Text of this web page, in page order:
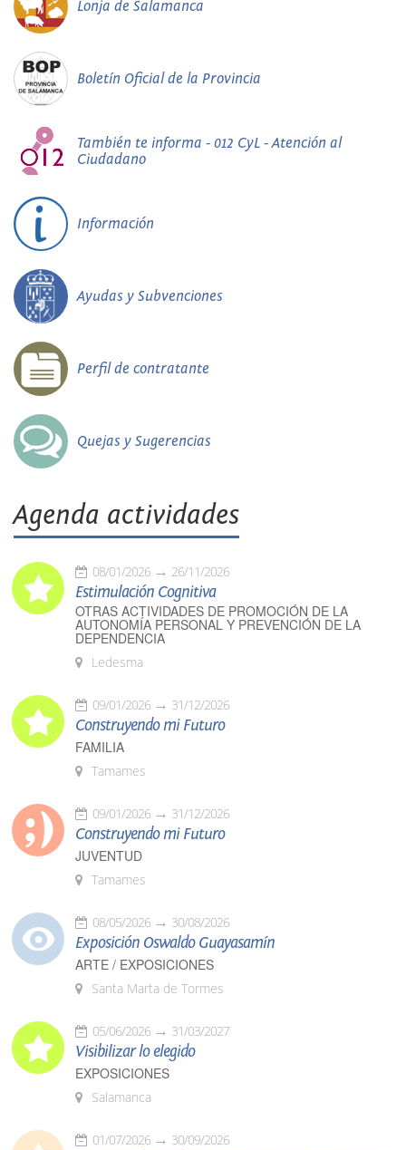
Lonja de Salamanca
Boletín Oficial de la Provincia
También te informa - 012 CyL - Atención al
Ciudadano
Información
Ayudas y Subvenciones
Perfil de contratante
Quejas y Sugerencias
Agenda actividades
08/01/2026 26/11/2026
Estimulación Cognitiva
OTRAS ACTIVIDADES DE PROMOCIÓN DE LA
AUTONOMÍA PERSONAL Y PREVENCIÓN DE LA
DEPENDENCIA
Ledesma
09/01/2026 31/12/2026
Construyendo mi Futuro
FAMILIA
Tamames
09/01/2026 31/12/2026
Construyendo mi Futuro
JUVENTUD
Tamames
08/05/2026 30/08/2026
Exposición Oswaldo Guayasamín
ARTE / EXPOSICIONES
Santa Marta de Tormes
05/06/2026 31/03/2027
Visibilizar lo elegido
EXPOSICIONES
Salamanca
01/07/2026 30/09/2026